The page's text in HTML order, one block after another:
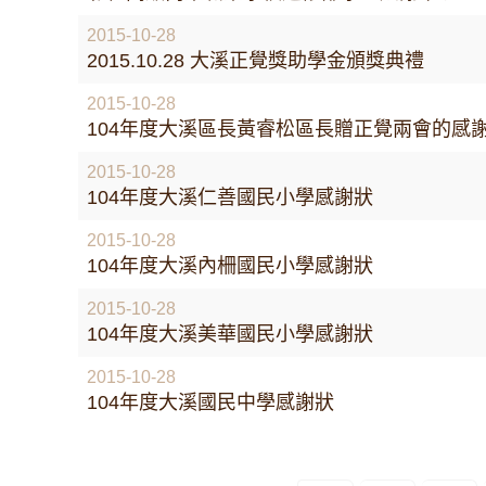
2015-10-28
2015.10.28 大溪正覺獎助學金頒獎典禮
2015-10-28
104年度大溪區長黃睿松區長贈正覺兩會的感
2015-10-28
104年度大溪仁善國民小學感謝狀
2015-10-28
104年度大溪內柵國民小學感謝狀
2015-10-28
104年度大溪美華國民小學感謝狀
2015-10-28
104年度大溪國民中學感謝狀